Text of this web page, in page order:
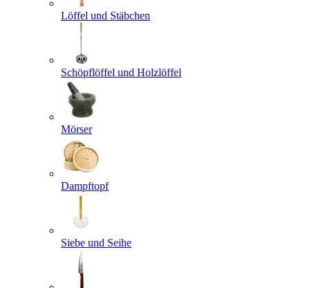
Löffel und Stäbchen
Schöpflöffel und Holzlöffel
Mörser
Dampftopf
Siebe und Seihe